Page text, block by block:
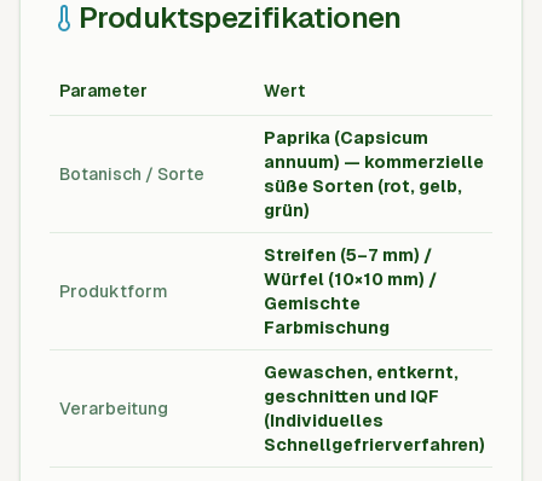
Produktspezifikationen
Parameter Wert
Botanisch / Sorte
Paprika (Capsicum
annuum) — kommerzielle
süße Sorten (rot, gelb,
grün)
Produktform
Streifen (5–7 mm) /
Würfel (10×10 mm) /
Gemischte
Farbmischung
Verarbeitung
Gewaschen, entkernt,
geschnitten und IQF
(Individuelles
Schnellgefrierverfahren)